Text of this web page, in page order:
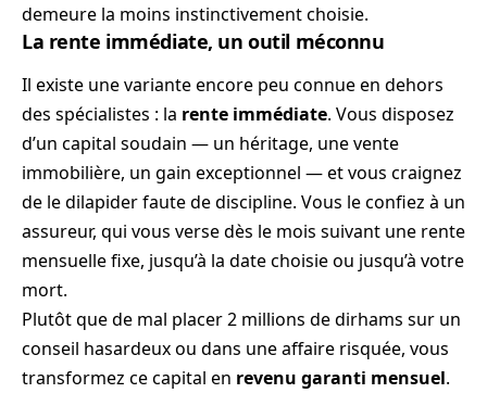
demeure la moins instinctivement choisie.
La rente immédiate, un outil méconnu
Il existe une variante encore peu connue en dehors
des spécialistes : la rente immédiate. Vous disposez
d’un capital soudain — un héritage, une vente
immobilière, un gain exceptionnel — et vous craignez
de le dilapider faute de discipline. Vous le confiez à un
assureur, qui vous verse dès le mois suivant une rente
mensuelle fixe, jusqu’à la date choisie ou jusqu’à votre
mort.
Plutôt que de mal placer 2 millions de dirhams sur un
conseil hasardeux ou dans une affaire risquée, vous
transformez ce capital en revenu garanti mensuel.